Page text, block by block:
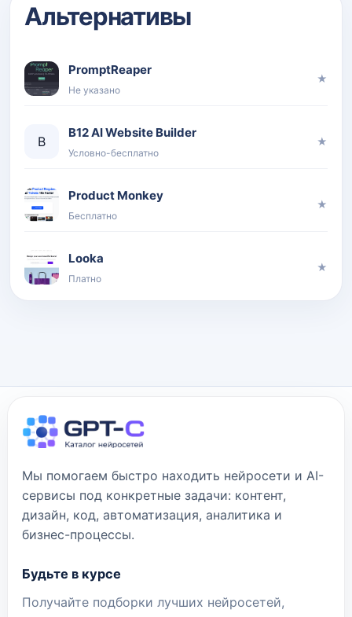
Альтернативы
PromptReaper
Не указано
★
B
B12 AI Website Builder
Условно-бесплатно
★
Product Monkey
Бесплатно
★
Looka
Платно
★
Мы помогаем быстро находить нейросети и AI-
сервисы под конкретные задачи: контент,
дизайн, код, автоматизация, аналитика и
бизнес-процессы.
Будьте в курсе
Получайте подборки лучших нейросетей,